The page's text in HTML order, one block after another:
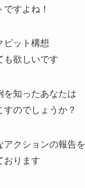
すよね！
ピット構想
も欲しいです
を知ったあなたは
すのでしょうか？
アクションの報告を
おります